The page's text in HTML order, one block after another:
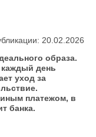
20.02.2026
образа.
каждый день
уход за
платежом, в
банка.